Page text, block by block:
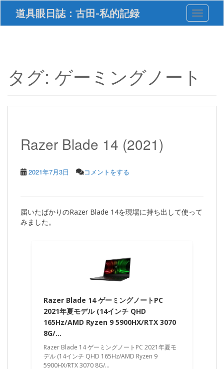
i
道具眼日誌：古田-私的記録 Toggle
タグ: ゲーミングノート
Razer Blade 14 (2021)
2021年7月3日 コメントをする
届いたばかりのRazer Blade 14を現場に持ち出して使って
みました。
Razer Blade 14 ゲーミングノートPC
2021年夏モデル (14インチ QHD
165Hz/AMD Ryzen 9 5900HX/RTX 3070
8G/…
Razer Blade 14 ゲーミングノートPC 2021年夏モ
デル (14インチ QHD 165Hz/AMD Ryzen 9
5900HX/RTX 3070 8G/...